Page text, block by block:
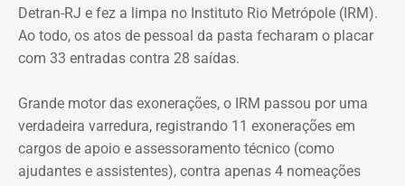
Detran-RJ e fez a limpa no Instituto Rio Metrópole (IRM).
Ao todo, os atos de pessoal da pasta fecharam o placar
com 33 entradas contra 28 saídas.
Grande motor das exonerações, o IRM passou por uma
verdadeira varredura, registrando 11 exonerações em
cargos de apoio e assessoramento técnico (como
ajudantes e assistentes), contra apenas 4 nomeações